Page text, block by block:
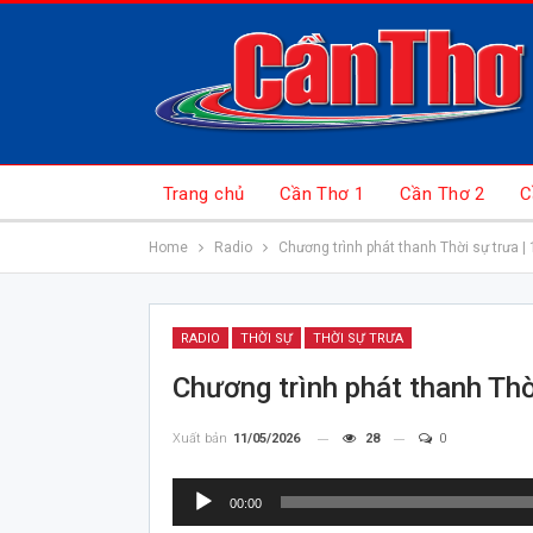
Trang chủ Cần Thơ 1 Cần Thơ 2
Home Radio Chương trình phát thanh Thời sự trưa |
RADIO THỜI SỰ THỜI SỰ TRƯA
Chương trình phát thanh
Xuất bản 11/05/2026 28 0
Trình
00:00